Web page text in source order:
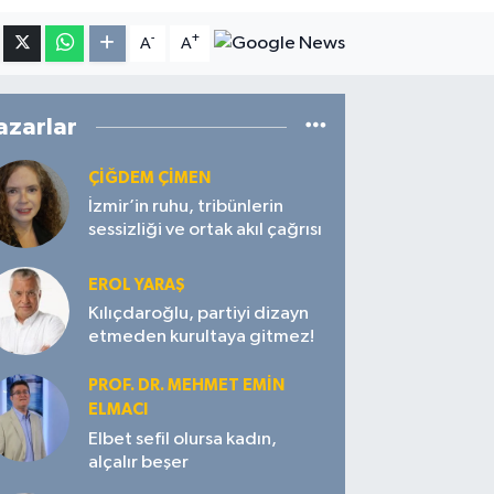
A- A+
ÇIĞDEM ÇIMEN
İzmir’in ruhu, tribünlerin
sessizliği ve ortak akıl çağrısı
EROL YARAŞ
Kılıçdaroğlu, partiyi dizayn
etmeden kurultaya gitmez!
PROF. DR. MEHMET EMIN
ELMACI
Elbet sefil olursa kadın,
alçalır beşer